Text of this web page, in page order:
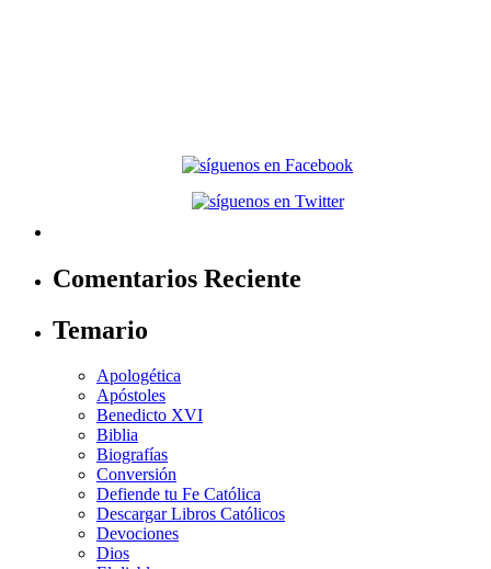
Comentarios Reciente
Temario
Apologética
Apóstoles
Benedicto XVI
Biblia
Biografías
Conversión
Defiende tu Fe Católica
Descargar Libros Católicos
Devociones
Dios